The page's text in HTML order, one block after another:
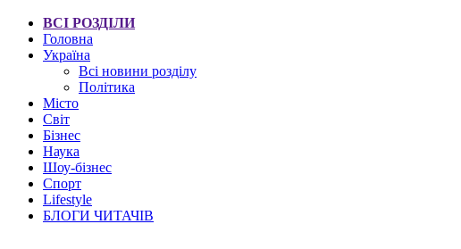
ВСІ РОЗДІЛИ
Головна
Україна
Всі новини розділу
Політика
Місто
Світ
Бізнес
Наука
Шоу-бізнес
Спорт
Lifestyle
БЛОГИ ЧИТАЧІВ